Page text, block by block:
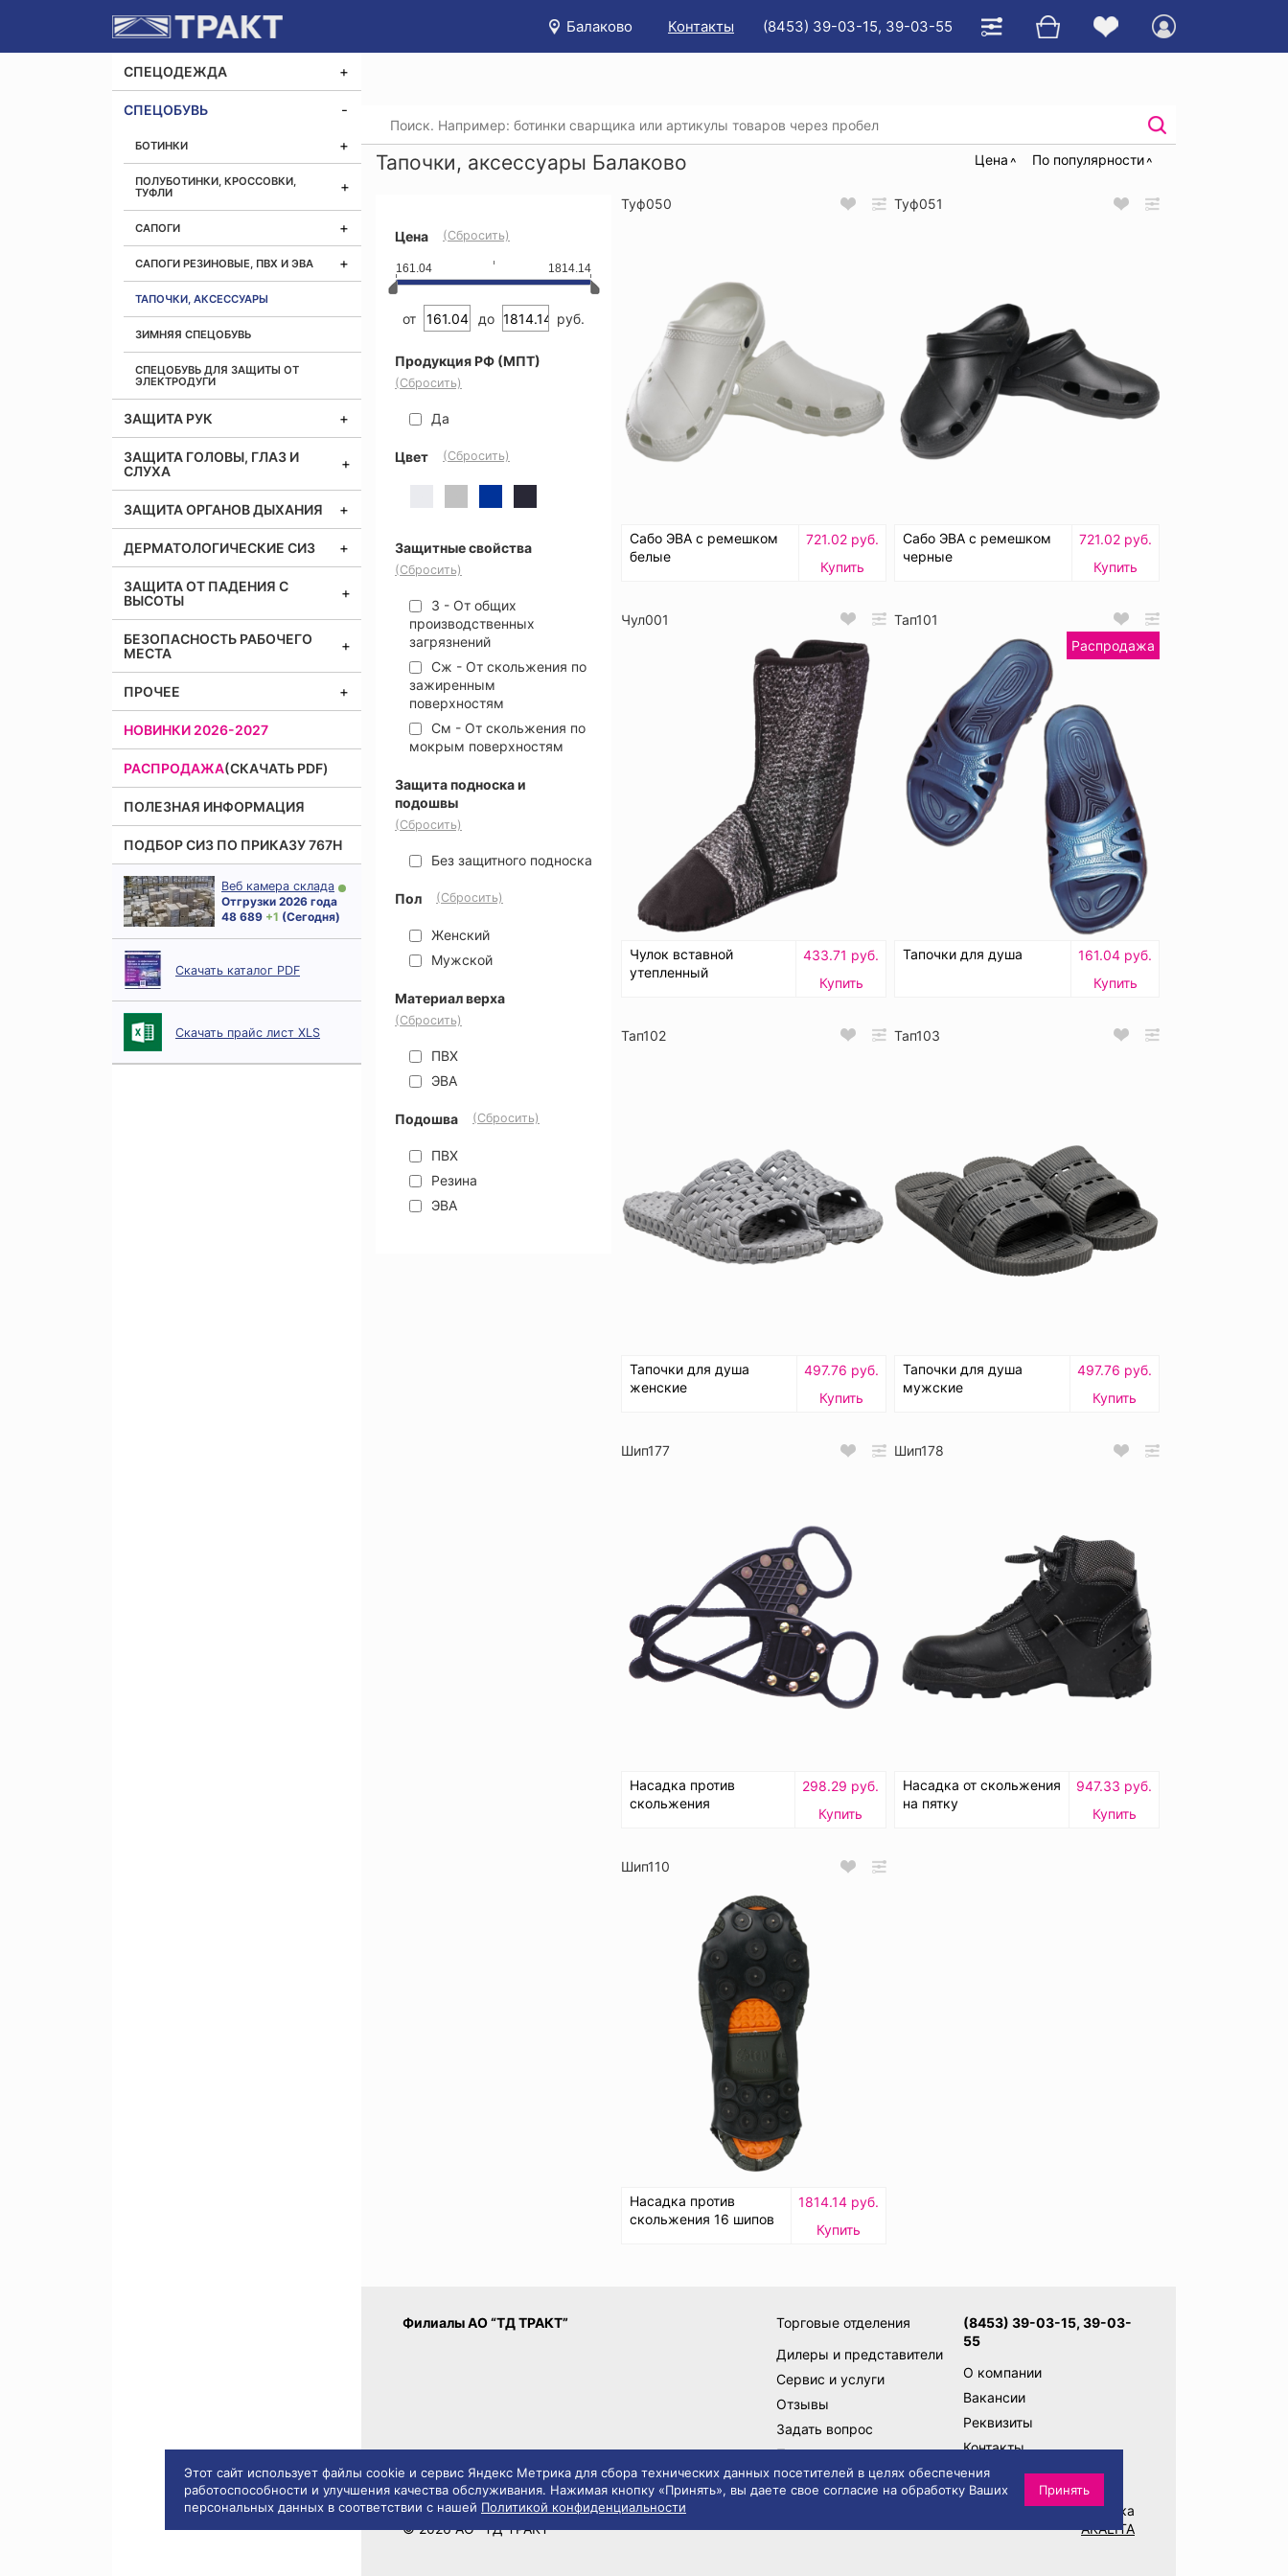
Этот сайт использует файлы cookie и сервис Яндекс Метрика для сбора технических данных посетителей в целях обеспечения
работоспособности и улучшения качества обслуживания. Нажимая кнопку «Принять», вы даете свое согласие на обработку Ваших
персональных данных в соответствии с нашей Политикой конфиденциальности
Принять
Балаково Контакты (8453) 39-03-15, 39-03-55
СПЕЦОДЕЖДА
СПЕЦОБУВЬ
БОТИНКИ
ПОЛУБОТИНКИ, КРОССОВКИ,
ТУФЛИ
САПОГИ
САПОГИ РЕЗИНОВЫЕ, ПВХ И ЭВА
ТАПОЧКИ, АКСЕССУАРЫ
ЗИМНЯЯ СПЕЦОБУВЬ
СПЕЦОБУВЬ ДЛЯ ЗАЩИТЫ ОТ
ЭЛЕКТРОДУГИ
ЗАЩИТА РУК
ЗАЩИТА ГОЛОВЫ, ГЛАЗ И
СЛУХА
ЗАЩИТА ОРГАНОВ ДЫХАНИЯ
ДЕРМАТОЛОГИЧЕСКИЕ СИЗ
ЗАЩИТА ОТ ПАДЕНИЯ С
ВЫСОТЫ
БЕЗОПАСНОСТЬ РАБОЧЕГО
МЕСТА
ПРОЧЕЕ
НОВИНКИ 2026-2027
РАСПРОДАЖА(СКАЧАТЬ PDF)
ПОЛЕЗНАЯ ИНФОРМАЦИЯ
ПОДБОР СИЗ ПО ПРИКАЗУ 767Н
Веб камера склада
Отгрузки 2026 года
48 689 + 1 (Сегодня)
Скачать каталог PDF
Скачать прайс лист XLS
Тапочки, аксессуары Балаково Цена По популярности
Цена (Сбросить)
161.04 1814.14
от до руб.
Продукция РФ (МПТ)
(Сбросить)
Да
Цвет (Сбросить)
Защитные свойства
(Сбросить)
З - От общих
производственных
загрязнений
Сж - От скольжения по
зажиренным
поверхностям
См - От скольжения по
мокрым поверхностям
Защита подноска и
подошвы
(Сбросить)
Без защитного подноска
Пол (Сбросить)
Женский
Мужской
Материал верха
(Сбросить)
ПВХ
ЭВА
Подошва (Сбросить)
ПВХ
Резина
ЭВА
Туф050
Сабо ЭВА с ремешком
белые
721.02 руб.
Купить
Туф051
Сабо ЭВА с ремешком
черные
721.02 руб.
Купить
Чул001
Чулок вставной
утепленный
433.71 руб.
Купить
Тап101
Распродажа
Тапочки для душа
161.04 руб.
Купить
Тап102
Тапочки для душа
женские
497.76 руб.
Купить
Тап103
Тапочки для душа
мужские
497.76 руб.
Купить
Шип177
Насадка против
скольжения
298.29 руб.
Купить
Шип178
Насадка от скольжения
на пятку
947.33 руб.
Купить
Шип110
Насадка против
скольжения 16 шипов
1814.14 руб.
Купить
Филиалы АО “ТД ТРАКТ”
Торговые отделения
Дилеры и представители
Сервис и услуги
Отзывы
Задать вопрос
Поставщикам
(8453) 39-03-15, 39-03-
55
О компании
Вакансии
Реквизиты
Контакты
Написать директору
Правила сайта Политика конфиденциальности
© 2026 АО "ТД ТРАКТ"
Разработка и техническая поддержка
AKALITA